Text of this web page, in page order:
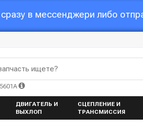
в мессенджери либо
ищете?
ДВИГАТЕЛЬ И
ВЫХЛОП
СЦЕПЛЕНИЕ И
ТРАНСМИССИЯ